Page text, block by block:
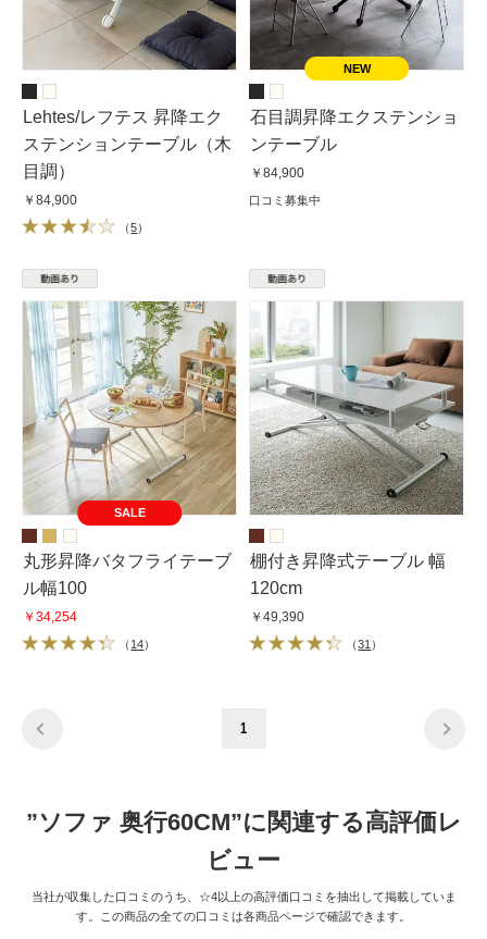
Lehtes/レフテス 昇降エク
ステンションテーブル（木
目調）
￥84,900
（5）
石目調昇降エクステンショ
ンテーブル
￥84,900
口コミ募集中
SALE
丸形昇降バタフライテーブ
ル幅100
￥34,254
（ 14）
棚付き昇降式テーブル 幅
120cm
￥49,390
（31 ）
1
”ソファ 奥行60CM”に関連する高評価レ
ビュー
当社が収集した口コミのうち、☆4以上の高評価口コミを抽出して掲載していま
す。この商品の全ての口コミは各商品ページで確認できます。